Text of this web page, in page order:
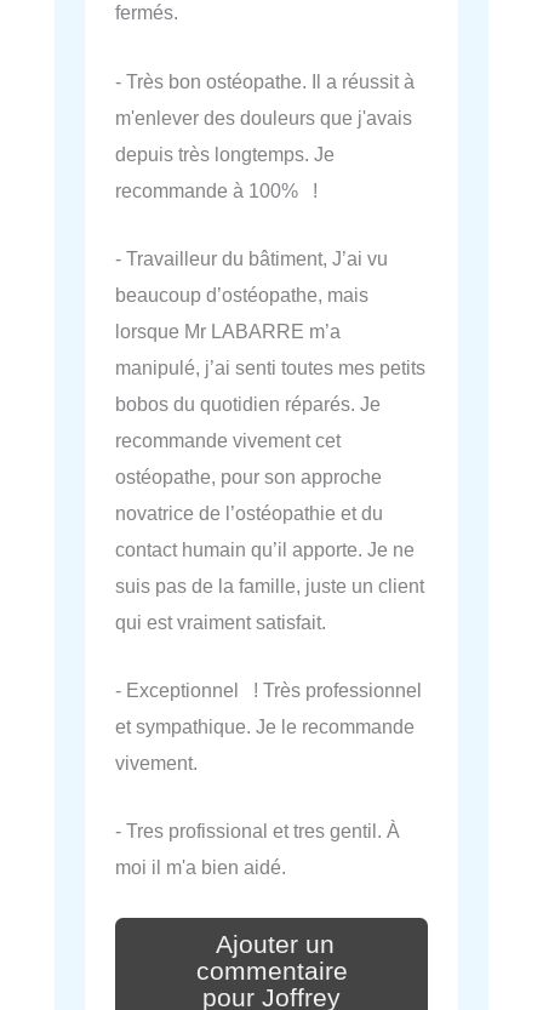
fermés.
- Très bon ostéopathe. Il a réussit à
m'enlever des douleurs que j'avais
depuis très longtemps. Je
recommande à 100% !
- Travailleur du bâtiment, J’ai vu
beaucoup d’ostéopathe, mais
lorsque Mr LABARRE m’a
manipulé, j’ai senti toutes mes petits
bobos du quotidien réparés. Je
recommande vivement cet
ostéopathe, pour son approche
novatrice de l’ostéopathie et du
contact humain qu’il apporte. Je ne
suis pas de la famille, juste un client
qui est vraiment satisfait.
- Exceptionnel ! Très professionnel
et sympathique. Je le recommande
vivement.
- Tres profissional et tres gentil. À
moi il m'a bien aidé.
Ajouter un
commentaire
pour Joffrey